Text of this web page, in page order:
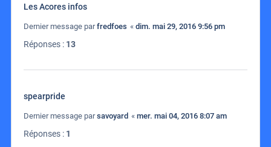
Les Acores infos
Dernier message parfredfoes « dim. mai 29, 2016 9:56 pm
Réponses : 13
spearpride
Dernier message parsavoyard « mer. mai 04, 2016 8:07 am
Réponses : 1